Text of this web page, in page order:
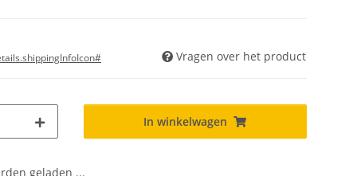
Vragen over het product
In winkelwagen
geladen ...